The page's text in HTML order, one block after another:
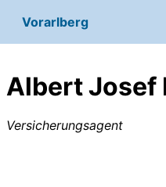
Vorarlberg
Albert Josef
Versicherungsagent